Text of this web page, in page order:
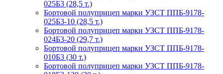
025Б3 (28,5 т.)
Бортовой полуприцеп марки УЗСТ ППБ-9178-
025Б3-10 (28,5 т.)
Бортовой полуприцеп марки УЗСТ ППБ-9178-
024Б3-20 (29,7 т.)
Бортовой полуприцеп марки УЗСТ ППБ-9178-
010Б3 (30 т.)
Бортовой полуприцеп марки УЗСТ ППБ-9178-